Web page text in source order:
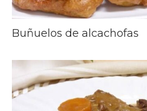
Buñuelos de alcachofas